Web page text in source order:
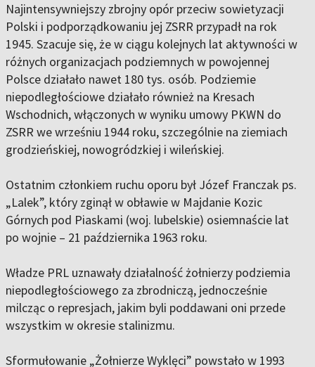
Najintensywniejszy zbrojny opór przeciw sowietyzacji
Polski i podporządkowaniu jej ZSRR przypadł na rok
1945. Szacuje się, że w ciągu kolejnych lat aktywności w
różnych organizacjach podziemnych w powojennej
Polsce działało nawet 180 tys. osób. Podziemie
niepodległościowe działało również na Kresach
Wschodnich, włączonych w wyniku umowy PKWN do
ZSRR we wrześniu 1944 roku, szczególnie na ziemiach
grodzieńskiej, nowogródzkiej i wileńskiej.
Ostatnim członkiem ruchu oporu był Józef Franczak ps.
„Lalek”, który zginął w obławie w Majdanie Kozic
Górnych pod Piaskami (woj. lubelskie) osiemnaście lat
po wojnie – 21 października 1963 roku.
Władze PRL uznawały działalność żołnierzy podziemia
niepodległościowego za zbrodniczą, jednocześnie
milcząc o represjach, jakim byli poddawani oni przede
wszystkim w okresie stalinizmu.
Sformułowanie „Żołnierze Wyklęci” powstało w 1993